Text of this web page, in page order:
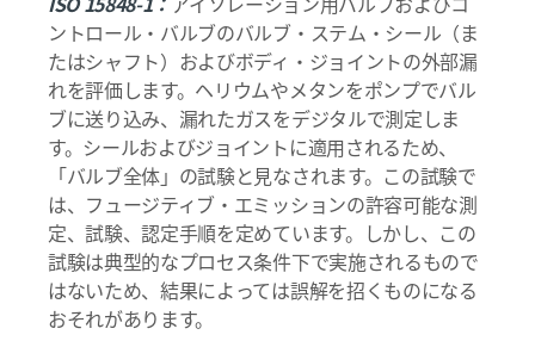
ントロール・バルブのバルブ・ステム・シール（ま
たはシャフト）およびボディ・ジョイントの外部漏
れを評価します。ヘリウムやメタンをポンプでバル
ブに送り込み、漏れたガスをデジタルで測定しま
す。シールおよびジョイントに適用されるため、
「バルブ全体」の試験と見なされます。この試験で
は、フュージティブ・エミッションの許容可能な測
定、試験、認定手順を定めています。しかし、この
試験は典型的なプロセス条件下で実施されるもので
はないため、結果によっては誤解を招くものになる
おそれがあります。